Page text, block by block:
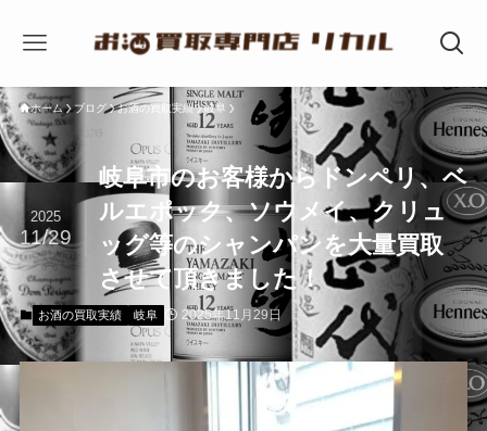
ホーム ブログ お酒の買取実績 岐阜
岐阜市のお客様からドンペリ、ベ
ルエポック、ソウメイ、クリュ
ッグ等のシャンパンを大量買取
させて頂きました！
2025
11/29
お酒の買取実績 岐阜 2025年11月29日